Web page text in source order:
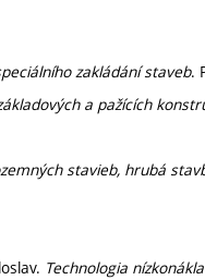
zakládání staveb.
a pažících
stavieb, hrubá
Technologia